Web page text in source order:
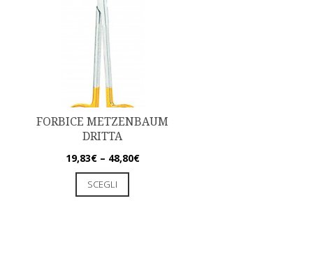
FORBICE METZENBAUM
DRITTA
19,83€– 48,80€
SCEGLI